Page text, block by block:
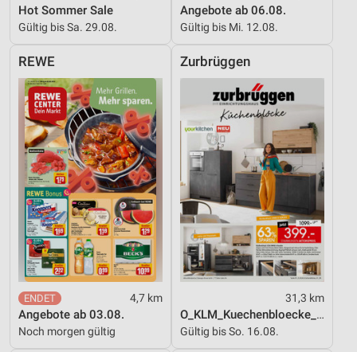
Hot Sommer Sale
Gültig bis Sa. 29.08.
Angebote ab 06.08.
Gültig bis Mi. 12.08.
REWE
4,7 km
Angebote ab 03.08.
Noch morgen gültig
Zurbrüggen
31,3 km
O_KLM_Kuechenbloecke_01_26_ES
Gültig bis So. 16.08.
von Inhalten
personalisierter Inhalte
Messung der Werbeleistung
Messung der Performance von Inhalten
Analyse von Zielgruppen durch Statistiken oder
Kombinationen von Daten aus verschiedenen
Quellen
Entwicklung und Verbesserung der Angebote
Verwendung reduzierter Daten zur Auswahl von
Inhalten
Verwendung genauer Standortdaten